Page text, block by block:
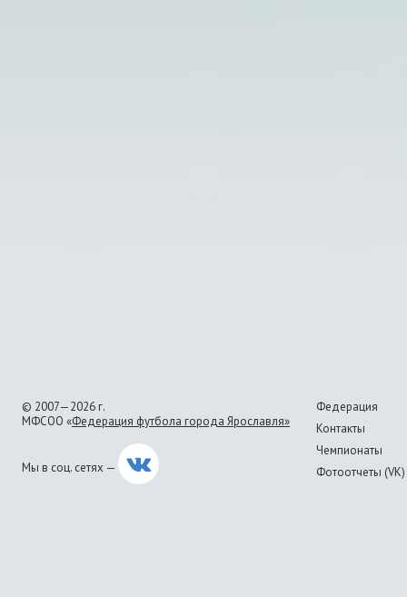
© 2007—2026 г.
МФСОО «Федерация футбола города Ярославля»
Мы в соц. сетях —
Федерация
Контакты
Чемпионаты
Фотоотчеты (VK)